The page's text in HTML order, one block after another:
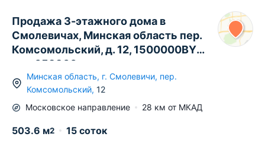
Продажа 3-этажного дома в
Смолевичах, Минская область пер.
Комсомольский, д. 12, 1500000BYN,
код 659906
Минская область, г. Смолевичи, пер.
Комсомольский, 12
Московское направление 28 км от МКАД
503.6 м2 15 соток